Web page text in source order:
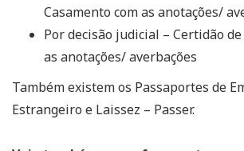
Casamento com as anotações/
Por decisão judicial – Certidão
as anotações/ averbações
Também existem os Passaportes de
Estrangeiro e Laissez – Passer.